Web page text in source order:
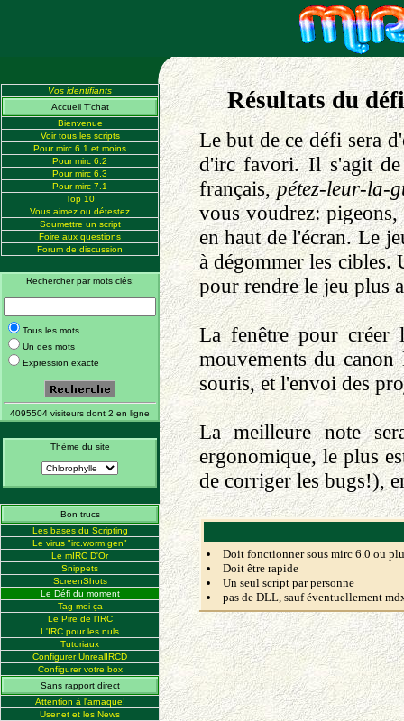
Vos identifiants
Accueil T'chat
Bienvenue
Voir tous les scripts
Pour mirc 6.1 et moins
Pour mirc 6.2
Pour mirc 6.3
Pour mirc 7.1
Top 10
Vous aimez ou détestez
Soumettre un script
Foire aux questions
Forum de discussion
Rechercher par mots clés:
Tous les mots
Un des mots
Expression exacte
4095504 visiteurs dont 2 en ligne
Thème du site
Bon trucs
Les bases du Scripting
Le virus "irc.worm.gen"
Le mIRC D'Or
Snippets
ScreenShots
Le Défi du moment
Tag-moi-ça
Le Pire de l'IRC
L'IRC pour les nuls
Tutoriaux
Configurer UnrealIRCD
Configurer votre box
Sans rapport direct
Attention à l'arnaque!
Usenet et les News
Résultats du
Le but de ce défi sera
d'irc favori. Il s'agit
français,pétez-leur-la-
vous voudrez: pigeons,
en haut de l'écran. Le
à dégommer les cibles.
pour rendre le jeu plus
La fenêtre pour créer
mouvements du
souris, et l'envoi des
La meilleure note
ergonomique, le plus
de corriger les bugs!),
Doit fonctionner sous mirc 6.0 ou
Doit être rapide
Un seul script par personne
pas de DLL, sauf éventuellement